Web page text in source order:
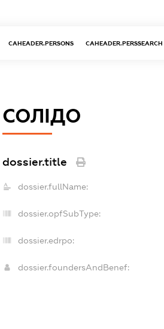
CAHEADER.PERSONS CAHEADER.PERSSEARCH
СОЛІДО
dossier.title
dossier.fullName:
dossier.opfSubType:
dossier.edrpo:
dossier.foundersAndBenef: